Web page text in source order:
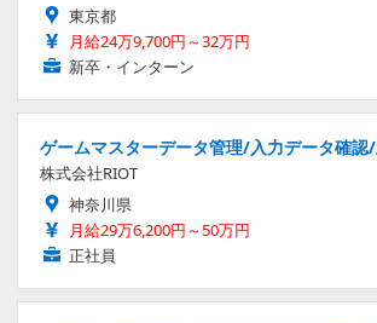
東京都
月給24万9,700円～32万円
新卒・インターン
ゲームマスターデータ管理/入力データ確認
株式会社RIOT
神奈川県
月給29万6,200円～50万円
正社員